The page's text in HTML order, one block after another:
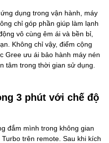
dụng trong vận hành, máy
chỉ góp phần giúp làm lạnh
vô cùng êm ái và bền bỉ,
Không chỉ vậy, điểm cộng
Gree ưu ái bảo hành máy nén
tâm trong thời gian sử dụng.
3 phút với chế độ
đắm mình trong không gian
trên remote. Sau khi kích